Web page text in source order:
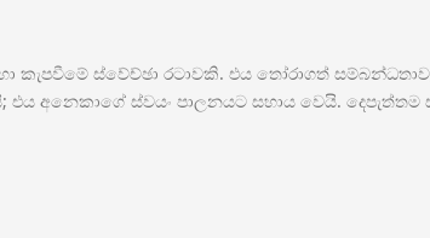
ස්වේච්ඡා රටාවකි. එය තෝරාගත්
ස්වයං පාලනයට සහාය වෙයි. දෙපැත්තම